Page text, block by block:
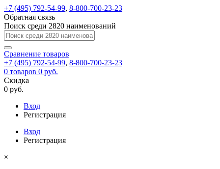
+7 (495) 792-54-99, 8-800-700-23-23
Обратная связь
Поиск среди 2820 наименований
Сравнение товаров
+7 (495) 792-54-99, 8-800-700-23-23
0 товаров 0 руб.
Скидка
0 руб.
Вход
Регистрация
Вход
Регистрация
×